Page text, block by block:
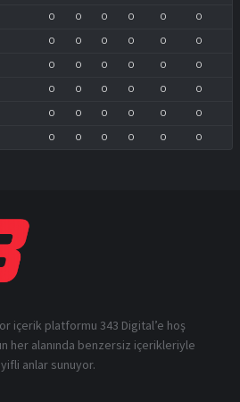
0 0 0 0 0 0
0 0 0 0 0 0
0 0 0 0 0 0
0 0 0 0 0 0
0 0 0 0 0 0
0 0 0 0 0 0
içerik platformu 343 Digital’e hoş
her alanında benzersiz içerikleriyle
anlar sunuyor.